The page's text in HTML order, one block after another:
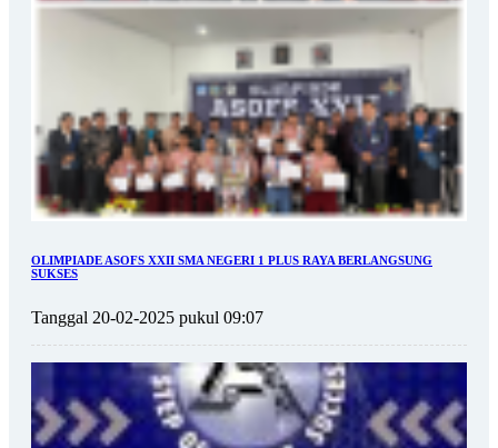
OLIMPIADE ASOFS XXII SMA NEGERI 1 PLUS RAYA BERLANGSUNG
SUKSES
Tanggal 20-02-2025 pukul 09:07